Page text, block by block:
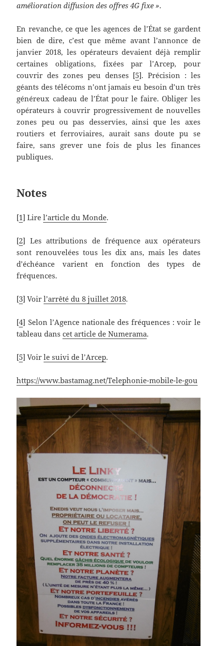
amélioration diffusion des offres 4G fixe ».
En revanche, ce que les agences de l’État se gardent
bien de dire, c’est que même avant l’annonce de
janvier 2018, les opérateurs devaient déjà remplir
certaines obligations, fixées par l’Arcep, pour
couvrir des zones peu denses [5]. Précision : les
géants des télécoms n’ont jamais eu besoin d’un très
généreux cadeau de l’État pour le faire. Obliger les
opérateurs à couvrir progressivement de nouvelles
zones peu ou pas desservies, ainsi que les axes
routiers et ferroviaires, aurait sans doute pu se
faire, sans grever une fois de plus les finances
publiques.
Notes
[1] Lirel’article du Monde.
[2] Les attributions de fréquence aux opérateurs
sont renouvelées tous les dix ans, mais les dates
d’échéance varient en fonction des types de
fréquences.
[3] Voirl’arrêté du 8 juillet 2018.
[4] Selon l’Agence nationale des fréquences : voir le
tableau danscet article de Numerama.
[5] Voirle suivi de l’Arcep.
https://www.bastamag.net/Telephonie-mobile-le-gou